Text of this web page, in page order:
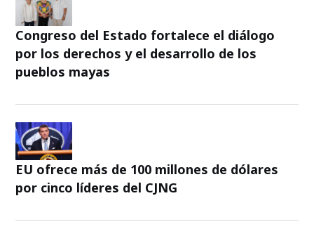
Congreso del Estado fortalece el diálogo
por los derechos y el desarrollo de los
pueblos mayas
EU ofrece más de 100 millones de dólares
por cinco líderes del CJNG